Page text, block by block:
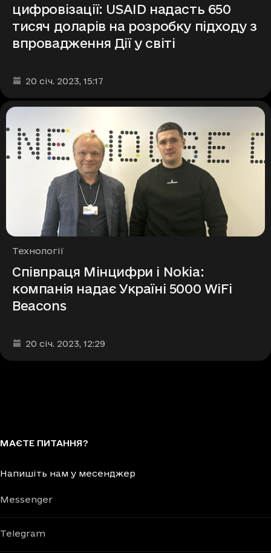
цифровізації: USAID надасть 650
тисяч доларів на розробку підходу з
впровадження Дії у світі
Дата та час публікації
20 січ. 2023, 15:17
Рубрики
Технології
Співпраця Мінцифри і Nokia:
компанія надає Україні 5000 WiFi
Beacons
Дата та час публікації
20 січ. 2023, 12:29
МАЄТЕ ПИТАННЯ?
Напишіть нам у месенджер
Messenger
Telegram